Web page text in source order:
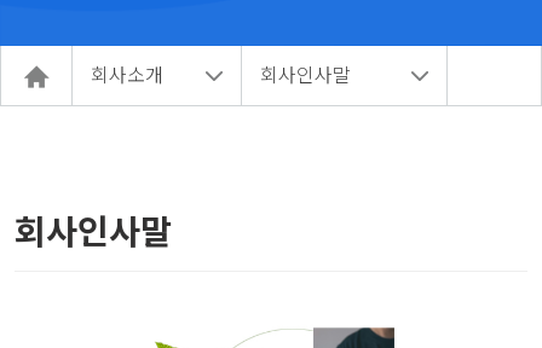
회사소개 회사인사말
회사인사말